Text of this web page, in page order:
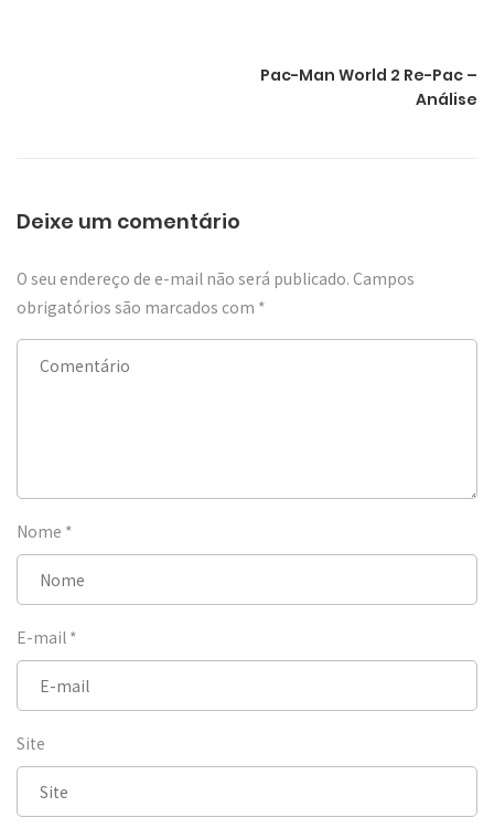
Pac-Man World 2 Re-Pac –
Análise
Deixe um comentário
O seu endereço de e-mail não será publicado. Campos
obrigatórios são marcados com *
Nome *
E-mail *
Site